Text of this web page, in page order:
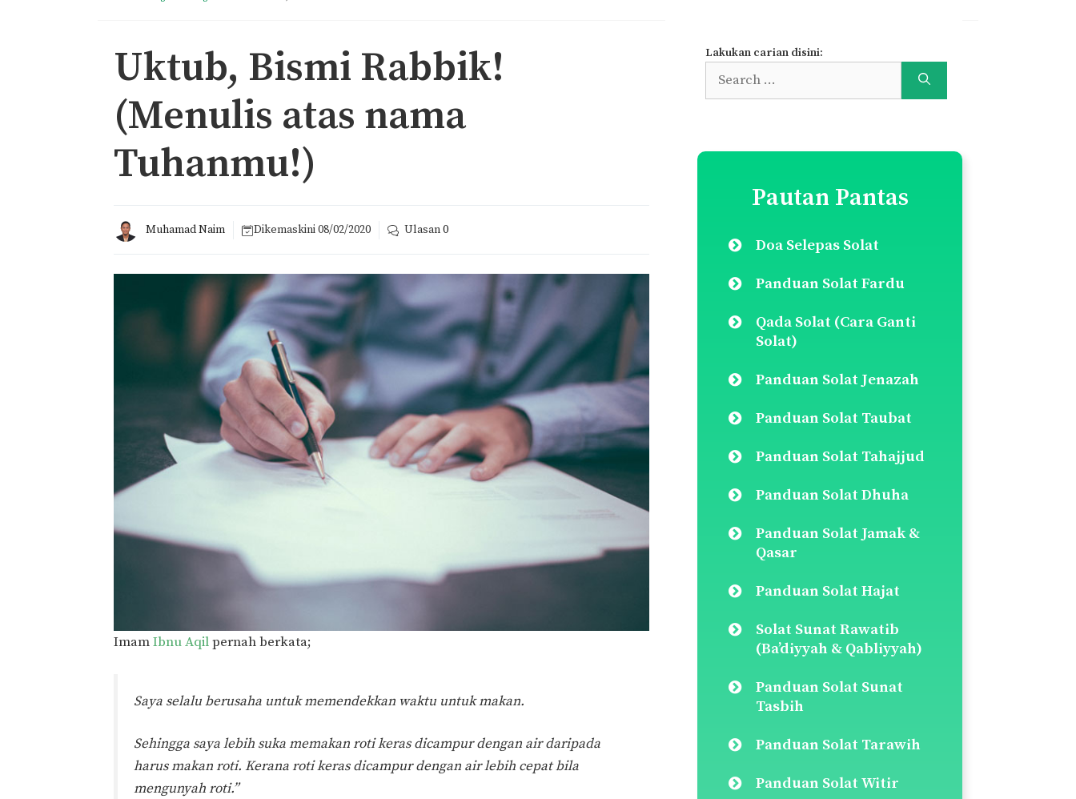
Uktub, Bismi Rabbik!
(Menulis atas nama
Tuhanmu!)
Muhamad Naim Dikemaskini08/02/2020 Ulasan0
ImamIbnu Aqilpernah berkata;
Saya selalu berusaha untuk memendekkan waktu untuk makan.
Sehingga saya lebih suka memakan roti keras dicampur dengan air daripada
harus makan roti. Kerana roti keras dicampur dengan air lebih cepat bila
mengunyah roti.”
Lakukan carian disini:
Search
for:
Pautan Pantas
Doa Selepas Solat
Panduan Solat Fardu
Qada Solat (Cara Ganti
Solat)
Panduan Solat Jenazah
Panduan Solat Taubat
Panduan Solat Tahajjud
Panduan Solat Dhuha
Panduan Solat Jamak &
Qasar
Panduan Solat Hajat
Solat Sunat Rawatib
(Ba’diyyah & Qabliyyah)
Panduan Solat Sunat
Tasbih
Panduan Solat Tarawih
Panduan Solat Witir